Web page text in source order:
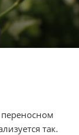
так.